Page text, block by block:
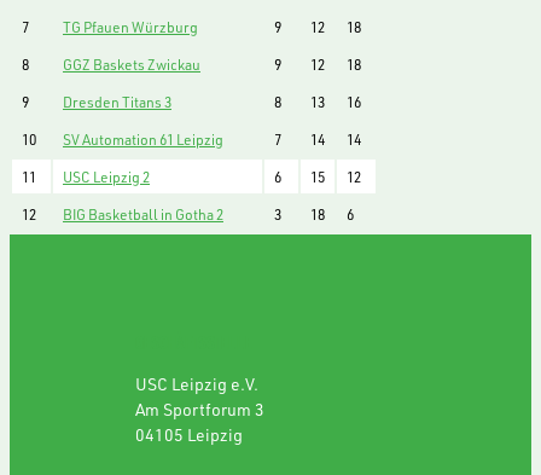
7
TG Pfauen Würzburg 9 12
18
8
GGZ Baskets Zwickau 9 12
18
9
Dresden Titans 3 8 13
16
10
SV Automation 61 Leipzig 7 14
14
11
USC Leipzig 2 6 15
12
12
BIG Basketball in Gotha 2 3 18 6
USC Leipzig e.V.
Am Sportforum 3
04105 Leipzig